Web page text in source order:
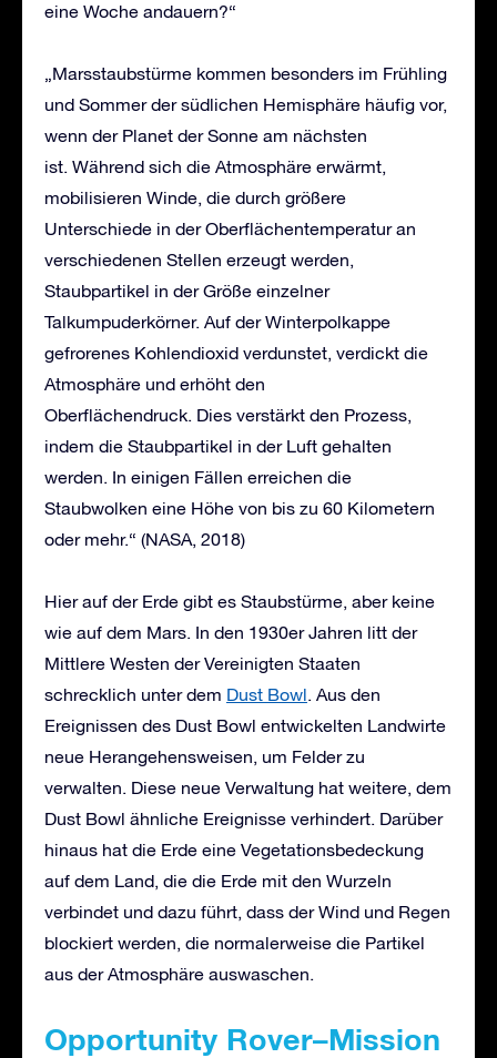
eine Woche andauern?“
„Marsstaubstürme kommen besonders im Frühling
und Sommer der südlichen Hemisphäre häufig vor,
wenn der Planet der Sonne am nächsten
ist. Während sich die Atmosphäre erwärmt,
mobilisieren Winde, die durch größere
Unterschiede in der Oberflächentemperatur an
verschiedenen Stellen erzeugt werden,
Staubpartikel in der Größe einzelner
Talkumpuderkörner. Auf der Winterpolkappe
gefrorenes Kohlendioxid verdunstet, verdickt die
Atmosphäre und erhöht den
Oberflächendruck. Dies verstärkt den Prozess,
indem die Staubpartikel in der Luft gehalten
werden. In einigen Fällen erreichen die
Staubwolken eine Höhe von bis zu 60 Kilometern
oder mehr.“ (NASA, 2018)
Hier auf der Erde gibt es Staubstürme, aber keine
wie auf dem Mars. In den 1930er Jahren litt der
Mittlere Westen der Vereinigten Staaten
schrecklich unter dem Dust Bowl. Aus den
Ereignissen des Dust Bowl entwickelten Landwirte
neue Herangehensweisen, um Felder zu
verwalten. Diese neue Verwaltung hat weitere, dem
Dust Bowl ähnliche Ereignisse verhindert. Darüber
hinaus hat die Erde eine Vegetationsbedeckung
auf dem Land, die die Erde mit den Wurzeln
verbindet und dazu führt, dass der Wind und Regen
blockiert werden, die normalerweise die Partikel
aus der Atmosphäre auswaschen.
Opportunity Rover–Mission